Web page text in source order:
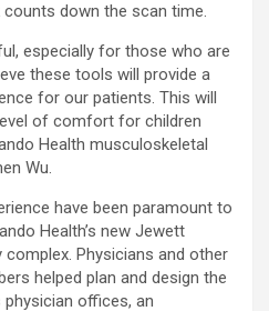
down the scan time.
especially for those who are
these tools will provide a
for our patients. This will
of comfort for children
Health musculoskeletal
Wu.
have been paramount to
Health’s new Jewett
Physicians and other
helped plan and design the
offices, an